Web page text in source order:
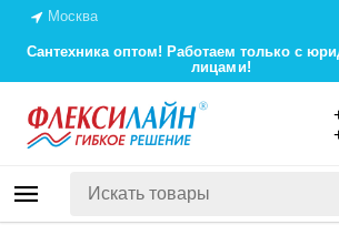
Москва
Сантехника оптом! Работаем только с
лицами!